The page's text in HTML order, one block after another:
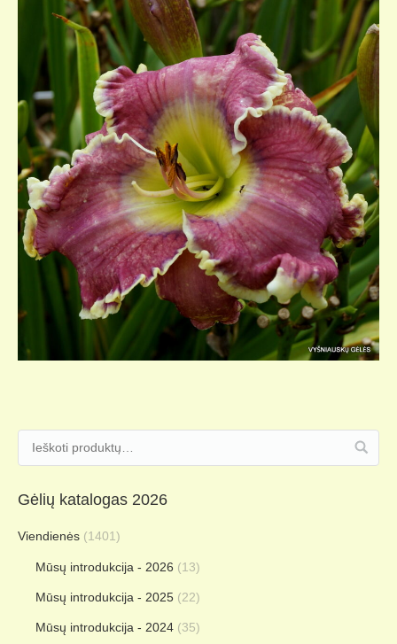
Gėlių katalogas 2026
Viendienės (1401)
Mūsų introdukcija - 2026 (13)
Mūsų introdukcija - 2025 (22)
Mūsų introdukcija - 2024 (35)